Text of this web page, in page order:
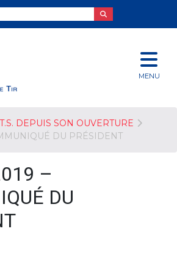
MENU
DEPUIS SON OUVERTURE
DU PRÉSIDENT
–
DU